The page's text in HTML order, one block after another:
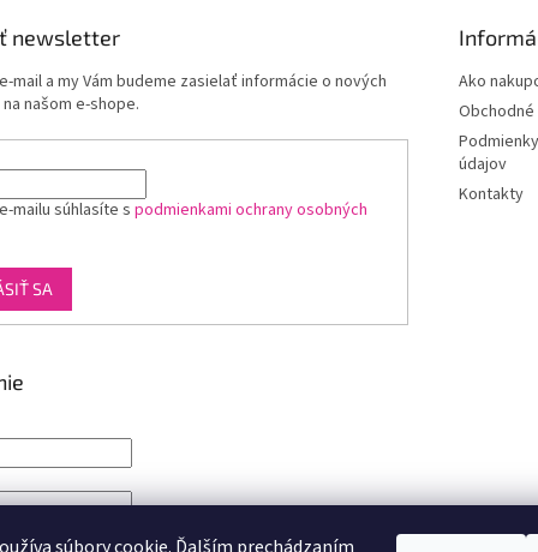
newsletter
mail a my Vám budeme zasielať informácie o nových
našom e-shope.
mailu súhlasíte s podmienkami ochrany osobných
SA
Ako
údajov
Kontakty
SA